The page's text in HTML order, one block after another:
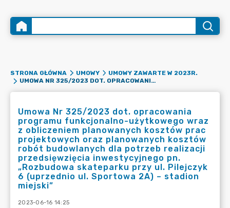
STRONA GŁÓWNA UMOWY
UMOWY ZAWARTE W 2023R.
UMOWA NR 325/2023 DOT. OPRACOWANIA PROGRAMU FUNKCJONALNO-UŻYTKOWEGO WRAZ Z OBLICZENIEM PLANOWANYCH KOSZTÓW PRAC PROJEKTOWYCH ORAZ PLANOWANYCH KOSZTÓW ROBÓT BUDOWLANYCH DLA POTRZEB REALIZACJI PRZEDSIĘWZIĘCIA INWESTYCYJNEGO PN. „ROZBUDOWA SKATEPARKU PRZY UL. PILEJCZYK 6 (UPRZEDNIO UL. SPORTOWA 2A) – STADION MIEJSKI”
Umowa Nr 325/2023 dot. opracowania
programu funkcjonalno-użytkowego wraz
z obliczeniem planowanych kosztów prac
projektowych oraz planowanych kosztów
robót budowlanych dla potrzeb realizacji
przedsięwzięcia inwestycyjnego pn.
„Rozbudowa skateparku przy ul. Pilejczyk
6 (uprzednio ul. Sportowa 2A) – stadion
miejski”
2023-06-16 14:25